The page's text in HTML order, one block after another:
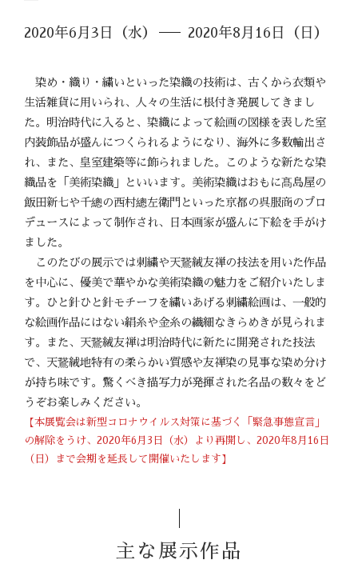
2020年6月3日（水） 2020年8月16日（日）
染め・織り・繍いといった染織の技術は、古くから衣類や
生活雑貨に用いられ、人々の生活に根付き発展してきまし
た。明治時代に入ると、染織によって絵画の図様を表した室
内装飾品が盛んにつくられるようになり、海外に多数輸出さ
れ、また、皇室建築等に飾られました。このような新たな染
織品を「美術染織」といいます。美術染織はおもに髙島屋の
飯田新七や千總の西村總左衛門といった京都の呉服商のプロ
デュースによって制作され、日本画家が盛んに下絵を手がけ
ました。
このたびの展示では刺繍や天鵞絨友禅の技法を用いた作品
を中心に、優美で華やかな美術染織の魅力をご紹介いたしま
す。ひと針ひと針モチーフを繍いあげる刺繍絵画は、一般的
な絵画作品にはない絹糸や金糸の繊細なきらめきが見られま
す。また、天鵞絨友禅は明治時代に新たに開発された技法
で、天鵞絨地特有の柔らかい質感や友禅染の見事な染め分け
が持ち味です。驚くべき描写力が発揮された名品の数々をど
うぞお楽しみください。
【本展覧会は新型コロナウイルス対策に基づく「緊急事態宣言」
の解除をうけ、2020年6月3日（水）より再開し、2020年8月16日
（日）まで会期を延長して開催いたします】
主な展示作品